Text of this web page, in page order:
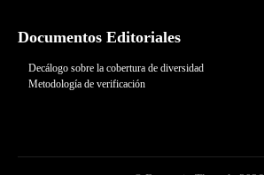
Documentos Editoriales
Decálogo sobre la cobertura de diversidad
Metodología de verificación